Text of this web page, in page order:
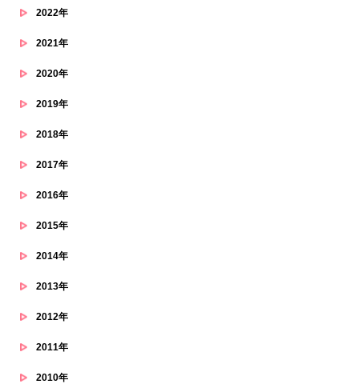
2022年
2021年
2020年
2019年
2018年
2017年
2016年
2015年
2014年
2013年
2012年
2011年
2010年